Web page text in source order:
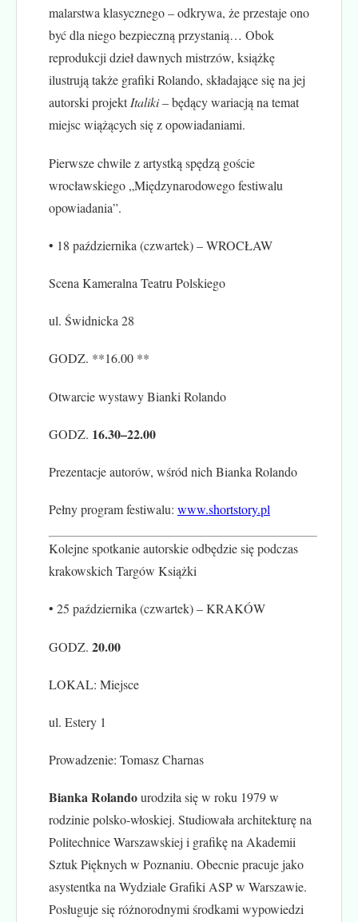
malarstwa klasycznego – odkrywa, że przestaje ono
być dla niego bezpieczną przystanią… Obok
reprodukcji dzieł dawnych mistrzów, książkę
ilustrują także grafiki Rolando, składające się na jej
autorski projektItaliki– będący wariacją na temat
miejsc wiążących się z opowiadaniami.
Pierwsze chwile z artystką spędzą goście
wrocławskiego „Międzynarodowego festiwalu
opowiadania”.
• 18 października (czwartek) – WROCŁAW
Scena Kameralna Teatru Polskiego
ul. Świdnicka 28
GODZ. **16.00 **
Otwarcie wystawy Bianki Rolando
GODZ. 16.30–22.00
Prezentacje autorów, wśród nich Bianka Rolando
Pełny program festiwalu: www.shortstory.pl
Kolejne spotkanie autorskie odbędzie się podczas
krakowskich Targów Książki
• 25 października (czwartek) – KRAKÓW
GODZ. 20.00
LOKAL: Miejsce
ul. Estery 1
Prowadzenie: Tomasz Charnas
Bianka Rolandourodziła się w roku 1979 w
rodzinie polsko-włoskiej. Studiowała architekturę na
Politechnice Warszawskiej i grafikę na Akademii
Sztuk Pięknych w Poznaniu. Obecnie pracuje jako
asystentka na Wydziale Grafiki ASP w Warszawie.
Posługuje się różnorodnymi środkami wypowiedzi